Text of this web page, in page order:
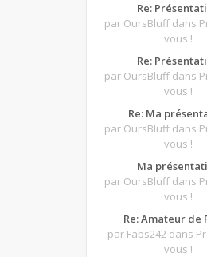
Re:
par OursBluff dans
vous !
Re:
par OursBluff dans
vous !
Re: Ma
par OursBluff dans
vous !
Ma
par OursBluff dans
vous !
Re: Amateur de
par Fabs242 dans
vous !